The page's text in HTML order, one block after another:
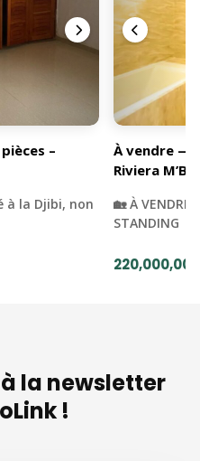
–
à la Djibi, non
À vendre —
Riviera
🏡 À VENDRE
STANDING |
la newsletter
!